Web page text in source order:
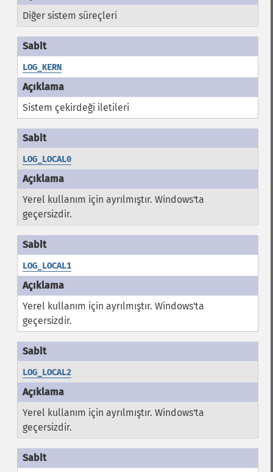
Diğer sistem süreçleri
LOG_KERN
Sistem çekirdeği iletileri
LOG_LOCAL0
Yerel kullanım için ayrılmıştır. Windows'ta
geçersizdir.
LOG_LOCAL1
Yerel kullanım için ayrılmıştır. Windows'ta
geçersizdir.
LOG_LOCAL2
Yerel kullanım için ayrılmıştır. Windows'ta
geçersizdir.